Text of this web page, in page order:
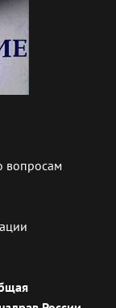
вопросам